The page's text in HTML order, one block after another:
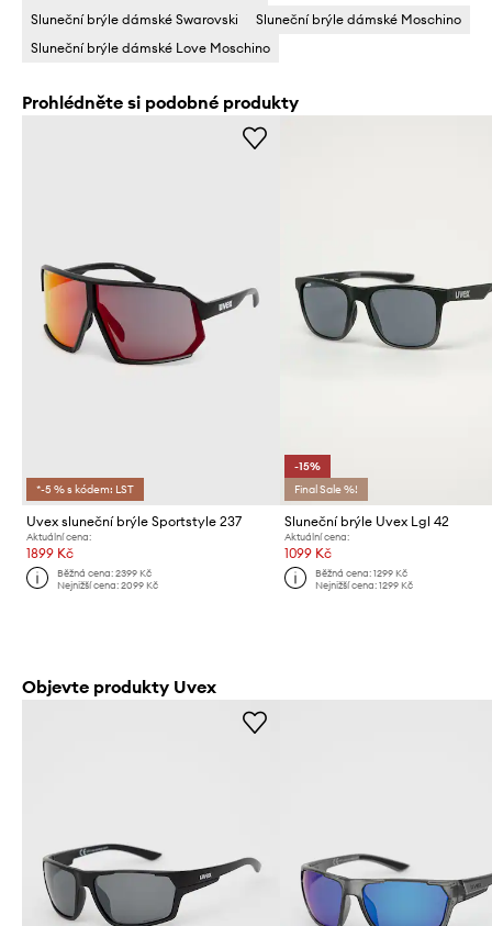
Sluneční brýle dámské Swarovski
Sluneční brýle dámské Moschino
Sluneční brýle dámské Love Moschino
Prohlédněte si podobné produkty
*-5 % s kódem: LST
Uvex sluneční brýle Sportstyle 237
Aktuální cena:
1899 Kč
Běžná cena:2399 Kč
Nejnižší cena:2099 Kč
-15%
Final Sale %!
Sluneční brýle Uvex Lgl 42
Aktuální cena:
1099 Kč
Běžná cena: 1299 Kč
Nejnižší cena: 1299 Kč
Objevte produkty Uvex